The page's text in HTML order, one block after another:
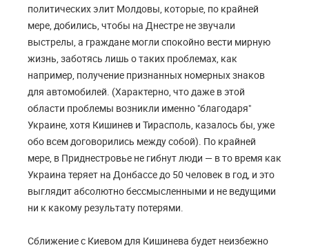
политических элит Молдовы, которые, по крайней
мере, добились, чтобы на Днестре не звучали
выстрелы, а граждане могли спокойно вести мирную
жизнь, заботясь лишь о таких проблемах, как
например, получение признанных номерных знаков
для автомобилей. (Характерно, что даже в этой
области проблемы возникли именно "благодаря"
Украине, хотя Кишинев и Тирасполь, казалось бы, уже
обо всем договорились между собой). По крайней
мере, в Приднестровье не гибнут люди — в то время как
Украина теряет на Донбассе до 50 человек в год, и это
выглядит абсолютно бессмысленными и не ведущими
ни к какому результату потерями.
Сближение с Киевом для Кишинева будет неизбежно